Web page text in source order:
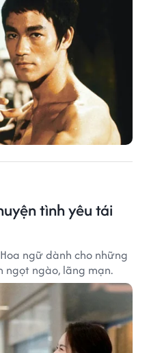
tình yêu tái
ngữ dành cho những
ngọt ngào, lãng mạn.